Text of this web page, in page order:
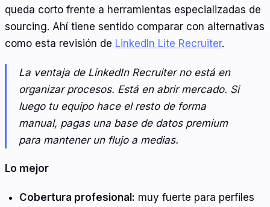
queda corto frente a herramientas especializadas de
sourcing. Ahí tiene sentido comparar con alternativas
como esta revisión de LinkedIn Lite Recruiter.
La ventaja de LinkedIn Recruiter no está en
organizar procesos. Está en abrir mercado. Si
luego tu equipo hace el resto de forma
manual, pagas una base de datos premium
para mantener un flujo a medias.
Lo mejor
Cobertura profesional: muy fuerte para perfiles